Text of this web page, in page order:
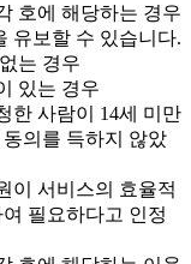
호에 해당하는 경우
유보할 수 있습니다.
는 경우
있는 경우
한 사람이 14세 미만
의를 득하지 않았
이 서비스의 효율적
필요하다고 인정